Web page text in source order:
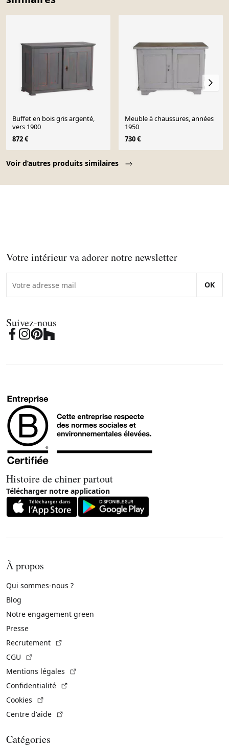
Voir d’autres produits similaires
Buffet en bois gris argenté,
vers 1900
872 €
Meuble à chaussures, années
1950
730 €
Votre intérieur va adorer notre newsletter
OK
Suivez-nous
Histoire de chiner partout
Télécharger notre application
À propos
Qui sommes-nous ?
Blog
Notre engagement green
Presse
Recrutement
CGU
Mentions légales
Confidentialité
Cookies
Centre d'aide
Catégories